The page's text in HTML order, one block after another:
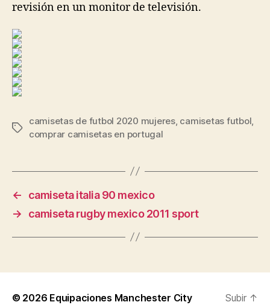
revisión en un monitor de televisión.
Etiquetas
camisetas de futbol 2020 mujeres, camisetas futbol
comprar camisetas en portugal
←
camiseta italia 90 mexico
→
camiseta rugby mexico 2011 sport
© 2026 Equipaciones Manchester City Subir ↑